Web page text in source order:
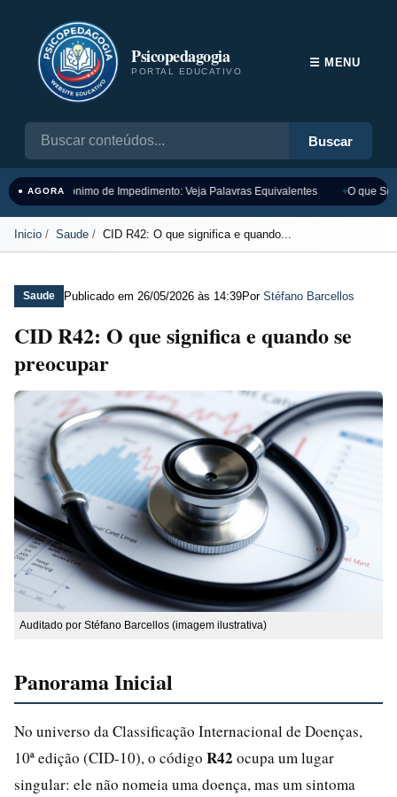
Psicopedagogia
PORTAL EDUCATIVO
Buscar
☰ MENU
● AGORASinônimo de Impedimento: Veja Palavras Equivalentes O que
Inicio Saude CID R42: O que significa e quando...
Saude Publicado em 26/05/2026 às 14:39Por Stéfano Barcellos
CID R42: O que significa e quando se
preocupar
Auditado por Stéfano Barcellos (imagem ilustrativa)
Panorama Inicial
No universo da Classificação Internacional de Doenças,
10ª edição (CID-10), o código R42 ocupa um lugar
singular: ele não nomeia uma doença, mas um sintoma